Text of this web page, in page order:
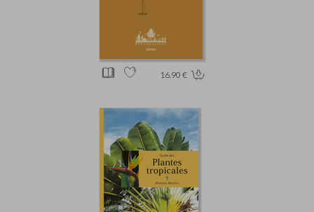
16.90 €